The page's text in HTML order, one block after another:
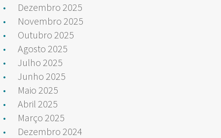
Dezembro 2025
Novembro 2025
Outubro 2025
Agosto 2025
Julho 2025
Junho 2025
Maio 2025
Abril 2025
Março 2025
Dezembro 2024